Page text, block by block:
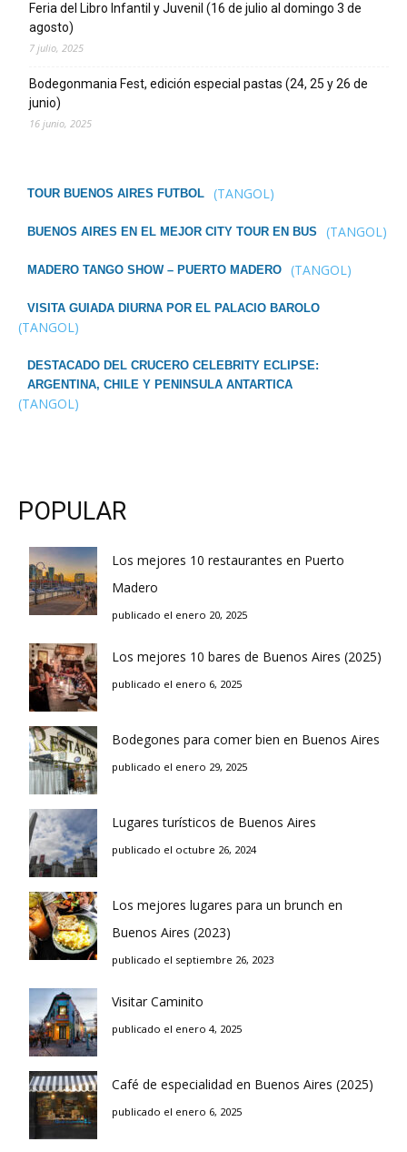
Feria del Libro Infantil y Juvenil (16 de julio al domingo 3 de
agosto)
7 julio, 2025
Bodegonmania Fest, edición especial pastas (24, 25 y 26 de
junio)
16 junio, 2025
TOUR BUENOS AIRES FUTBOL (TANGOL)
BUENOS AIRES EN EL MEJOR CITY TOUR EN BUS (TANGOL)
MADERO TANGO SHOW – PUERTO MADERO (TANGOL)
VISITA GUIADA DIURNA POR EL PALACIO BAROLO
(TANGOL)
DESTACADO DEL CRUCERO CELEBRITY ECLIPSE:
ARGENTINA, CHILE Y PENINSULA ANTARTICA
(TANGOL)
POPULAR
Los mejores 10 restaurantes en Puerto
Madero
publicado el enero 20, 2025
Los mejores 10 bares de Buenos Aires (2025)
publicado el enero 6, 2025
Bodegones para comer bien en Buenos Aires
publicado el enero 29, 2025
Lugares turísticos de Buenos Aires
publicado el octubre 26, 2024
Los mejores lugares para un brunch en
Buenos Aires (2023)
publicado el septiembre 26, 2023
Visitar Caminito
publicado el enero 4, 2025
Café de especialidad en Buenos Aires (2025)
publicado el enero 6, 2025